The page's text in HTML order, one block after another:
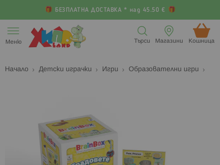
БЕЗПЛАТНА ДОСТАВКА * над 45.50 €
към
съдържанието
Меню Кошница (
Магазини
Търси
Начало Детски играчки Игри Образователни игри
галерията
изображенията